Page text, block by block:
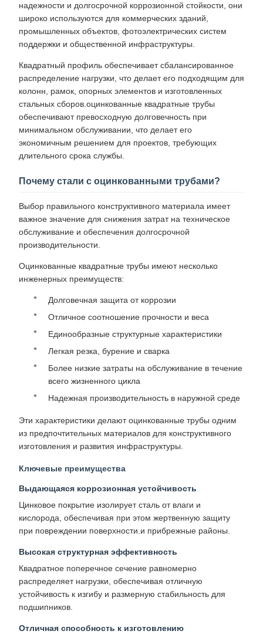
надежности и долгосрочной коррозионной стойкости, они
широко используются для коммерческих зданий,
промышленных объектов, фотоэлектрических систем
поддержки и общественной инфраструктуры.
Квадратный профиль обеспечивает сбалансированное
распределение нагрузки, что делает его подходящим для
колонн, рамок, опорных элементов и изготовленных
стальных сборов.оцинкованные квадратные трубы
обеспечивают превосходную долговечность при
минимальном обслуживании, что делает его
экономичным решением для проектов, требующих
длительного срока службы.
Почему стали с оцинкованными трубами?
Выбор правильного конструктивного материала имеет
важное значение для снижения затрат на техническое
обслуживание и обеспечения долгосрочной
производительности.
Оцинкованные квадратные трубы имеют несколько
инженерных преимуществ:
Долговечная защита от коррозии
Отличное соотношение прочности и веса
Единообразные структурные характеристики
Легкая резка, бурение и сварка
Более низкие затраты на обслуживание в течение
всего жизненного цикла
Надежная производительность в наружной среде
Эти характеристики делают оцинкованные трубы одним
из предпочтительных материалов для конструктивного
изготовления и развития инфраструктуры.
Ключевые преимущества
Выдающаяся коррозионная устойчивость
Цинковое покрытие изолирует сталь от влаги и
кислорода, обеспечивая при этом жертвенную защиту
при повреждении поверхности.и прибрежные районы.
Высокая структурная эффективность
Квадратное поперечное сечение равномерно
распределяет нагрузки, обеспечивая отличную
устойчивость к изгибу и размерную стабильность для
подшипников.
Отличная способность к изготовлению